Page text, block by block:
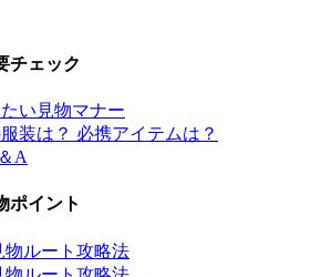
チェック
い見物マナー
装は？ 必携アイテムは？
A
ポイント
物ルート攻略法